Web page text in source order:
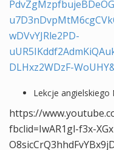
wDVvYJRle2PD-
DLHxz2WDzF-
Lekcje angielskiego
https://
fbclid=IwAR1gl-f3x-